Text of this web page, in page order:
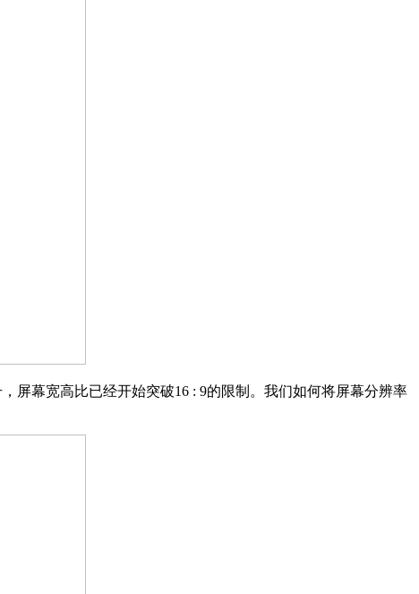
屏幕宽高比已经开始突破16 : 9的限制。我们如何将屏幕分辨率